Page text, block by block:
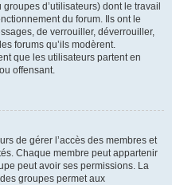
d’utilisateurs) dont le travail
du forum. Ils ont le
de verrouiller, déverrouiller,
forums qu’ils modèrent.
que les utilisateurs partent en
offensant.
de gérer l’accès des membres et
Chaque membre peut appartenir
peut avoir ses permissions. La
groupes permet aux